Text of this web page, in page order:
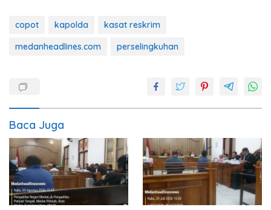
copot kapolda
kasat reskrim
medanheadlines.com
perselingkuhan
Baca Juga